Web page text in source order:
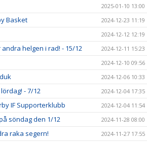
2025-01-10 13:00
Basket 2024-12-23 11:19
2024-12-12 12:19
helgen i rad! - 15/12 2024-12-11 15:23
2024-12-10 09:56
2024-12-06 10:33
- 7/12 2024-12-04 17:35
IF Supporterklubb 2024-12-04 11:54
på söndag den 1/12 2024-11-28 08:00
raka segern! 2024-11-27 17:55